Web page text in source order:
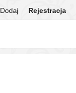
Dodaj Rejestracja